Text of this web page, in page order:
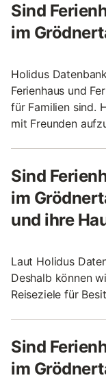
Sind
im
Holidus
Ferienhaus und
für Familien sind.
mit Freunden
Sind
im
und ihre
Laut Holidus
Deshalb können
Reiseziele für
Sind
im